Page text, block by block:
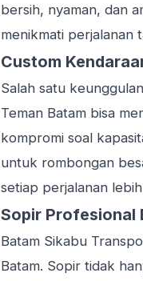
bersih, nyaman, dan
menikmati perjalanan
Custom
Salah satu
Teman Batam bisa
kompromi soal
untuk rombongan
setiap perjalanan
Sopir Profesional
Batam Sikabu
Batam. Sopir tidak